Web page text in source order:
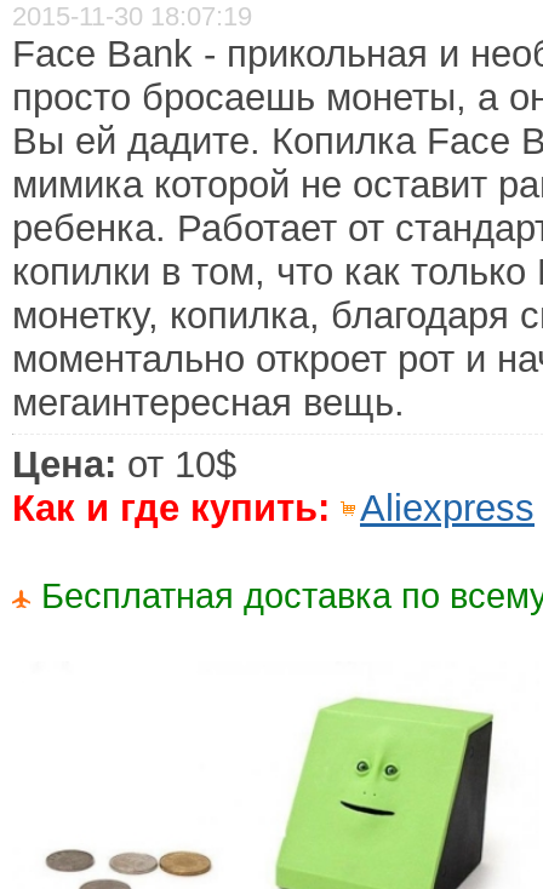
2015-11-30 18:07:19
Face Bank - прикольная и
просто бросаешь монеты, а
Вы ей дадите. Копилка Face
мимика которой не оставит
ребенка. Работает от
копилки в том, что как
монетку, копилка,
моментально откроет рот и
мегаинтересная вещь.
Цена: от 10$
Как и где купить:
Aliexpress
Бесплатная доставка по